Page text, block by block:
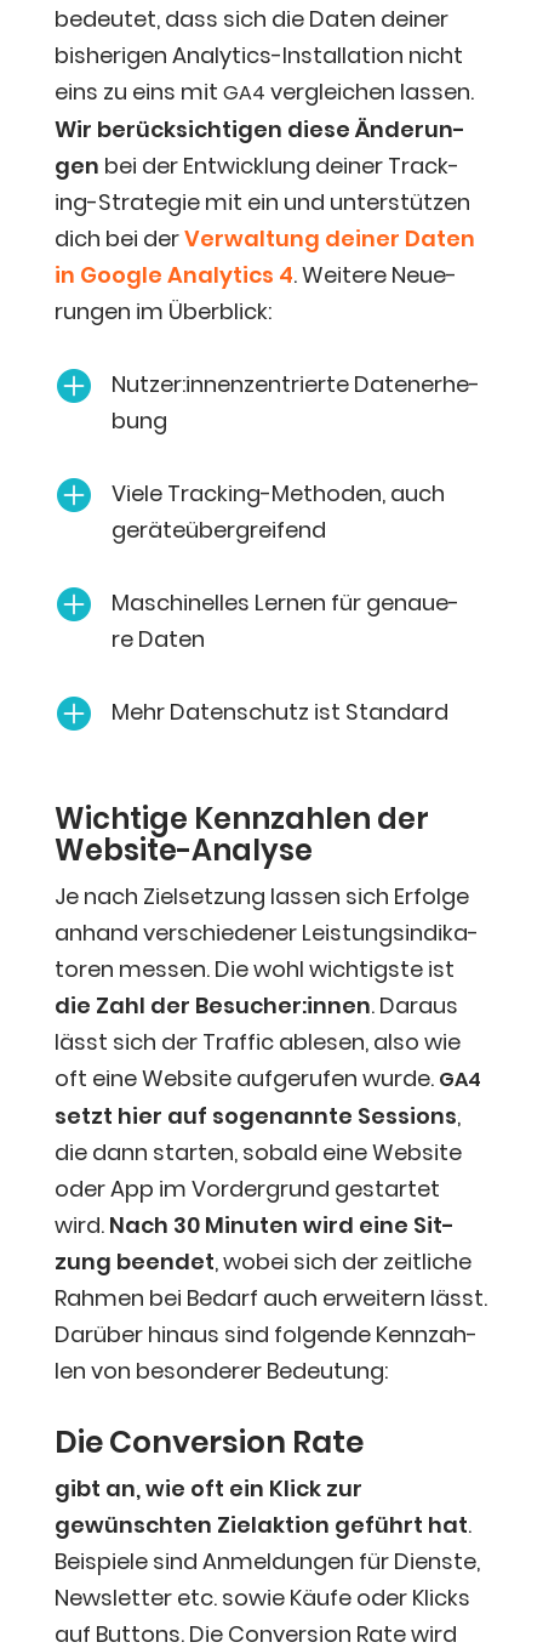
bedeu­tet, dass sich die Daten dei­ner
bis­he­ri­gen Ana­ly­tics-Instal­la­ti­on nicht
eins zu eins mit GA4 ver­glei­chen las­sen.
Wir berück­sich­ti­gen die­se Ände­run­
gen bei der Ent­wick­lung dei­ner Track­
ing-Stra­te­gie mit ein und unter­stüt­zen
dich bei derVer­wal­tung dei­ner Daten
in Goog­le Ana­ly­tics 4. Wei­te­re Neue­
run­gen im Überblick:

Nutzer:innenzentrierte Daten­er­he­
bung

Vie­le Track­ing-Metho­den, auch
geräteübergreifend

Maschi­nel­les Ler­nen für genaue­
re Daten
 Mehr Daten­schutz ist Standard
Wich­ti­ge Kenn­zah­len der
Website-Analyse
Je nach Ziel­set­zung las­sen sich Erfol­ge
anhand ver­schie­de­ner Leis­tungs­in­di­ka­
to­ren mes­sen. Die wohl wich­tigs­te ist
die Zahl der Besucher:innen. Dar­aus
lässt sich der Traf­fic able­sen, also wie
oft eine Web­site auf­ge­ru­fen wur­de. GA4
setzt hier auf soge­nann­te Ses­si­ons,
die dann star­ten, sobald eine Web­site
oder App im Vor­der­grund gestar­tet
wird. Nach 30 Minu­ten wird eine Sit­
zung been­det, wobei sich der zeit­li­che
Rah­men bei Bedarf auch erwei­tern lässt.
Dar­über hin­aus sind fol­gen­de Kenn­zah­
len von beson­de­rer Bedeutung:
Die Con­ver­si­on Rate
gibt an, wie oft ein Klick zur
gewünsch­ten Ziel­ak­ti­on geführt hat.
Bei­spie­le sind Anmel­dun­gen für Diens­te,
News­let­ter etc. sowie Käu­fe oder Klicks
auf But­tons. Die Con­ver­si­on Rate wird